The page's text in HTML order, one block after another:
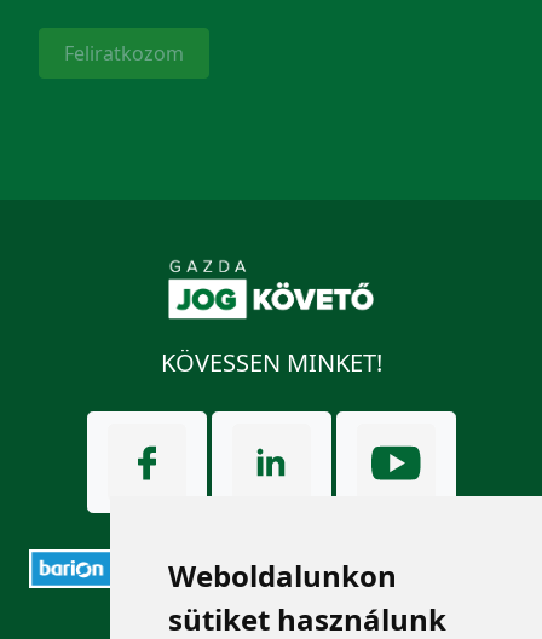
Weboldalunkon
sütiket használunk
Feliratkozom
KÖVESSEN MINKET!
ELÉRHETŐSÉGEK